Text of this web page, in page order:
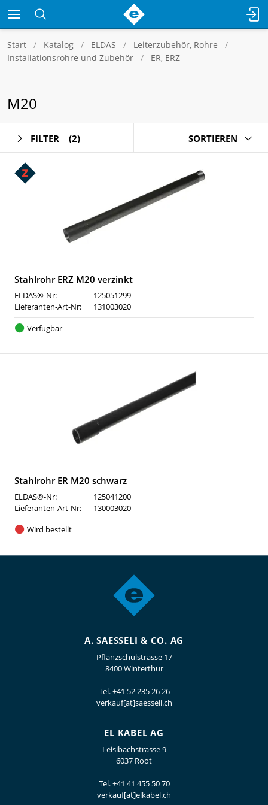
Start Katalog ELDAS
Leiterzubehör, Rohre
Installationsrohre und Zubehör
ER, ERZ
M20
FILTER (2) SORTIEREN
Stahlrohr ERZ M20 verzinkt
ELDAS®-Nr:
125051299
Lieferanten-Art-Nr:
131003020
Verfügbar
Stahlrohr ER M20 schwarz
ELDAS®-Nr:
125041200
Lieferanten-Art-Nr:
130003020
Wird bestellt
A. SAESSELI & CO. AG
Pflanzschulstrasse 17
8400 Winterthur
Tel.+41 52 235 26 26
verkauf[at]saesseli.ch
EL KABEL AG
Leisibachstrasse 9
6037 Root
Tel.+41 41 455 50 70
verkauf[at]elkabel.ch